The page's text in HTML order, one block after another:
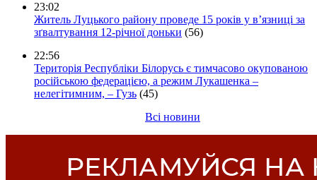
23:02
Житель Луцького району проведе 15 років у в’язниці за
зґвалтування 12-річної доньки (56)
22:56
Територія Республіки Білорусь є тимчасово окупованою
російською федерацією, а режим Лукашенка –
нелегітимним, – Гузь (45)
Всі новини